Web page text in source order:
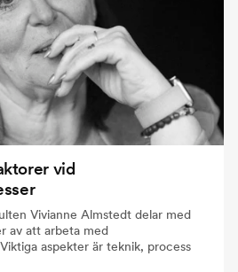
vid
Vivianne Almstedt delar med
av att arbeta med
aspekter är teknik, process